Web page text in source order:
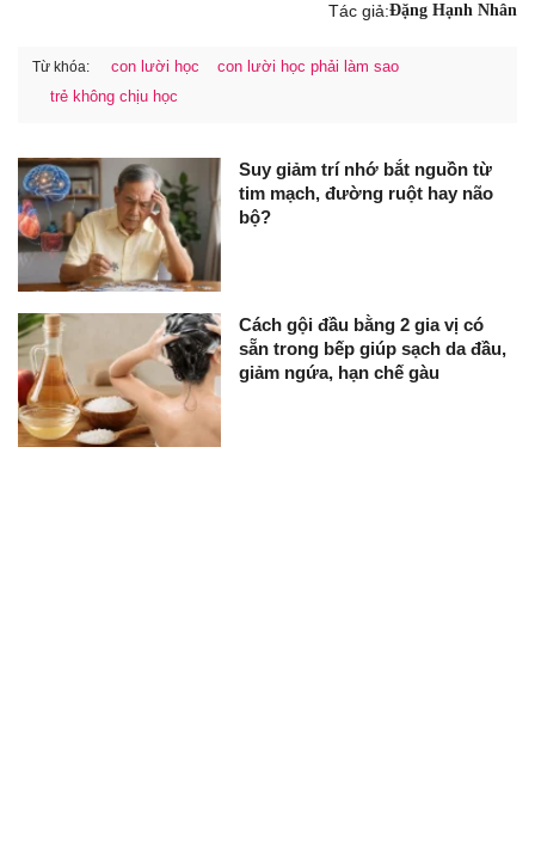
Tác giả:Đặng Hạnh Nhân
Từ khóa: con lười học
con lười học phải làm sao
trẻ không chịu học
Suy giảm trí nhớ bắt nguồn từ
tim mạch, đường ruột hay não
bộ?
Cách gội đầu bằng 2 gia vị có
sẵn trong bếp giúp sạch da đầu,
giảm ngứa, hạn chế gàu